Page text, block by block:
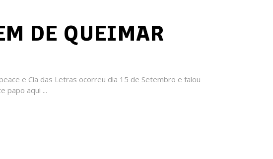
DE QUEIMAR
e Cia das Letras ocorreu dia 15 de Setembro e falou
papo aqui